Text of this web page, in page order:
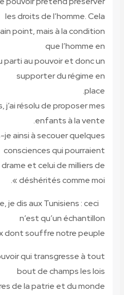
les droits de l’homme. Cela
point, mais à la condition
que l’homme en
au pouvoir et donc un
supporter du régime en
place.
résolu de proposer mes
enfants à la vente.
ainsi à secouer quelques
consciences qui pourraient
et celui de milliers de
déshérités comme moi ».
je dis aux Tunisiens : ceci
n’est qu’un échantillon
dont souffre notre peuple.
qui transgresse à tout
bout de champs les lois
de la patrie et du monde,